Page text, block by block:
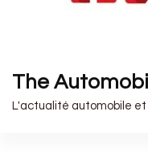
The
L'actualité automobile et